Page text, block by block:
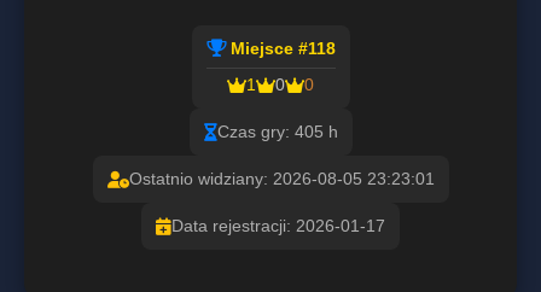
Miejsce #118
1
0 0
Czas gry: 405 h
Ostatnio widziany: 2026-08-05 23:23:01
Data rejestracji: 2026-01-17